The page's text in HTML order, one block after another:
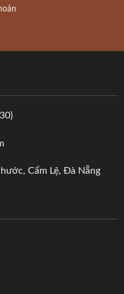
Cẩm Lệ, Đà Nẵng